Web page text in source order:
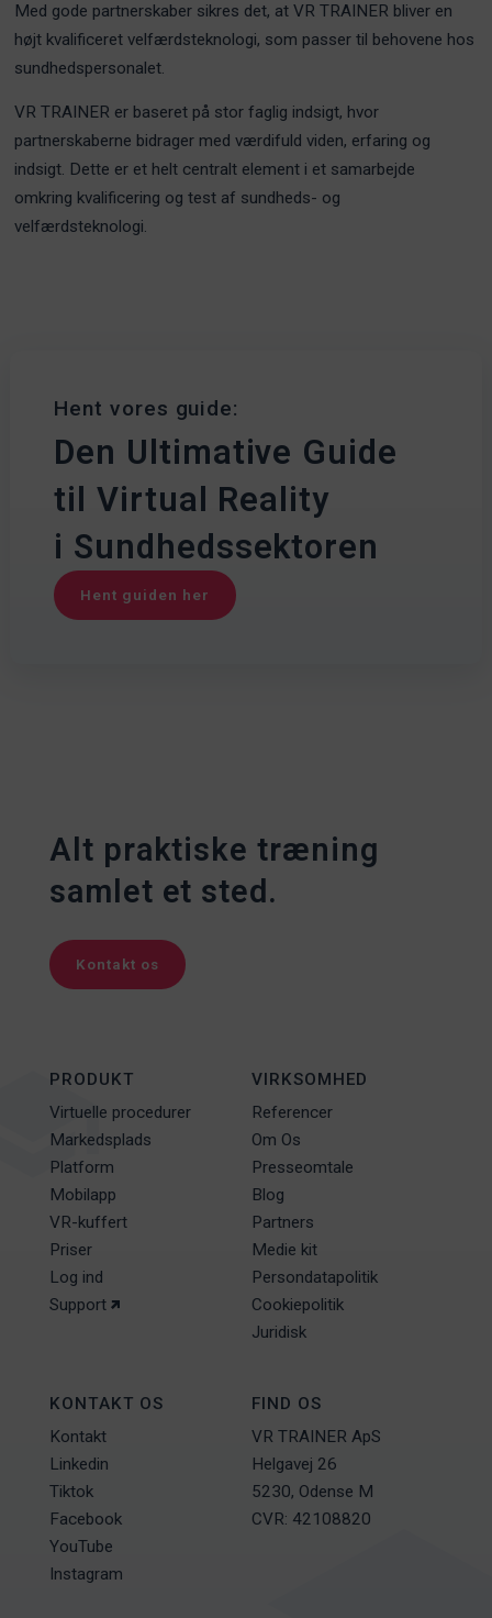
Med gode partnerskaber sikres det, at VR TRAINER bliver en
højt kvalificeret velfærdsteknologi, som passer til behovene hos
sundhedspersonalet.
VR TRAINER er baseret på stor faglig indsigt, hvor
partnerskaberne bidrager med værdifuld viden, erfaring og
indsigt. Dette er et helt centralt element i et samarbejde
omkring kvalificering og test af sundheds- og
velfærdsteknologi.
Hent vores guide:
Den Ultimative Guide
til Virtual Reality
i Sundhedssektoren
Hent guiden her
Alt praktiske træning
samlet et sted.
Kontakt os
PRODUKT
Virtuelle procedurer
Markedsplads
Platform
Mobilapp
VR-kuffert
Priser
Log ind
Support
VIRKSOMHED
Referencer
Om Os
Presseomtale
Blog
Partners
Medie kit
Persondatapolitik
Cookiepolitik
Juridisk
KONTAKT OS
Kontakt
Linkedin
Tiktok
Facebook
YouTube
Instagram
FIND OS
VR TRAINER ApS
Helgavej 26
5230, Odense M
CVR: 42108820